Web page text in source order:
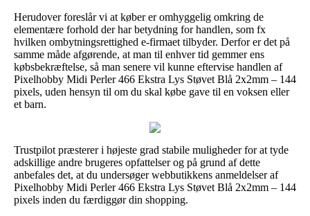
Herudover foreslår vi at køber er omhyggelig omkring de
elementære forhold der har betydning for handlen, som fx
hvilken ombytningsrettighed e-firmaet tilbyder. Derfor er det på
samme måde afgørende, at man til enhver tid gemmer ens
købsbekræftelse, så man senere vil kunne eftervise handlen af
Pixelhobby Midi Perler 466 Ekstra Lys Støvet Blå 2x2mm – 144
pixels, uden hensyn til om du skal købe gave til en voksen eller
et barn.
Trustpilot præsterer i højeste grad stabile muligheder for at tyde
adskillige andre brugeres opfattelser og på grund af dette
anbefales det, at du undersøger webbutikkens anmeldelser af
Pixelhobby Midi Perler 466 Ekstra Lys Støvet Blå 2x2mm – 144
pixels inden du færdiggør din shopping.